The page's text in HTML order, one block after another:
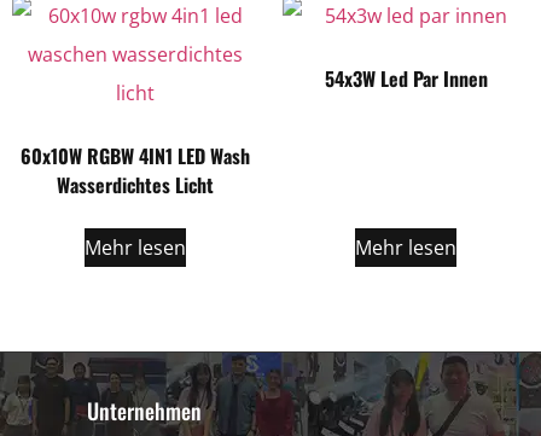
60x10W RGBW 4IN1 LED Wash
Wasserdichtes Licht
Mehr lesen
54x3W Led Par Innen
Mehr lesen
Unternehmen